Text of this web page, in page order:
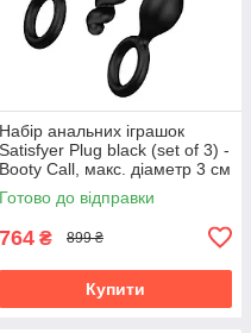
Набір анальних іграшок
Satisfyer Plug black (set of 3) -
Booty Call, макс. діаметр 3 см
Готово до відправки
764 ₴ 899 ₴
Купити